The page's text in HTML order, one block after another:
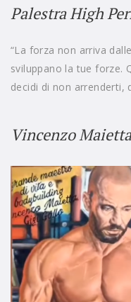
Palestra High
“La forza non arriva
sviluppano la tue forze.
decidi di non arrenderti,
Vincenzo